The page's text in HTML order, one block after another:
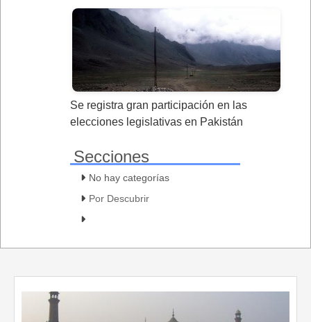
Se registra gran participación en las
elecciones legislativas en Pakistán
Secciones
No hay categorías
Por Descubrir